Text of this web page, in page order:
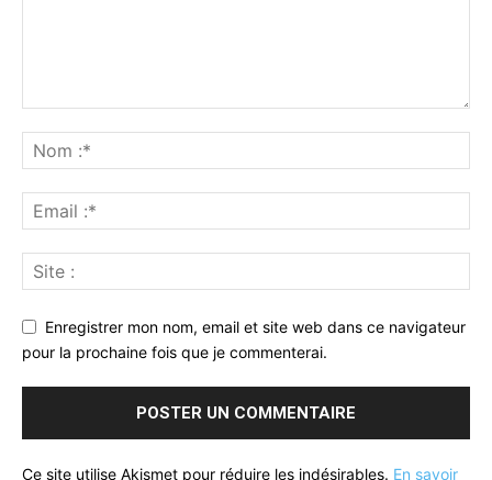
Enregistrer mon nom, email et site web dans ce navigateur
pour la prochaine fois que je commenterai.
Ce site utilise Akismet pour réduire les indésirables. En savoir